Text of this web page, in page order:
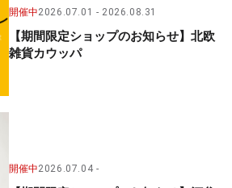
開催中2026.07.01 2026.08.31
【期間限定ショップのお知らせ】北欧
雑貨カウッパ
開催中2026.07.04